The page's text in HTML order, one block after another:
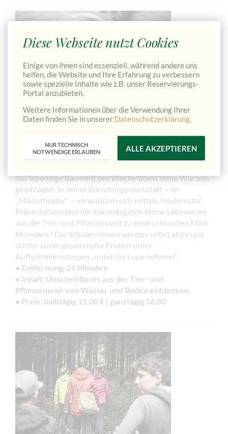
Forschen und Entdecken im Weidendom
Das Besucherzentrum Weidendom, ist das größte
lebende Gebäude Österreichs Am Ufer der Enns,
das lebendige Bauwerk des Weidendoms seine Wurzeln
geschlagen. In seiner Forschungswerkstatt – im
„Mikrotheater“ – verwandeln sich mittels modernster
Präsentationstechnik mikroskopisch kleine Lebewesen
aus der Tier- und Pflanzenwelt zu eindrucksvollen Mini-
Monstern! Die Schüler/-innen werden selbst aktiv und
dürfen zuvor gesammelte Proben unter
Auflichtmikroskopen „unter die Lupe nehmen“.
• Entfernung: 25 Minuten
• Inhalt: Unscheinbares aus der Tier- und
Pflanzenwelt von Wasser und Boden entdecken
• Preis: halbtägig 11,00 € | ganztägig 16,00
Diese Webseite nutzt Cookies
Einige von ihnen sind essenziell, während andere uns
helfen, die Website und Ihre Erfahrung zu verbessern
sowie spezielle Inhalte wie z.B. unser Reservierungs-
Portal anzubieten.
Weitere Informationen über die Verwendung Ihrer
Daten finden Sie in unserer Datenschutzerklärung.
NUR TECHNISCH
NOTWENDIGE ERLAUBEN
ALLE AKZEPTIEREN